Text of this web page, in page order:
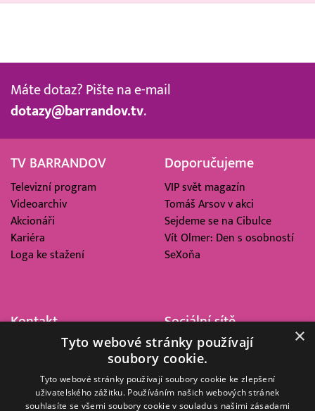
Máte dotaz? Pište na e-mail
dotazy@barrandov.tv.
TV BARRANDOV
Televizní program
Videoarchiv
Akcionáři
Kariéra
Loga ke stažení
Doporučujeme
VIP svět magazín
Tomáš Arsov v akci
Sejdeme se na Cibulce
Vít Olmer: Den s osobností
SeXoňa
Kontakt
Barrandov Televizní Studio,
Kříženeckého nám. 322
152 00 Praha 5
Sociální sítě
×
Tyto webové stránky používají
soubory cookie.
Tyto webové stránky používají soubory cookie ke zlepšení
uživatelského zážitku. Používáním našich webových stránek
souhlasíte se všemi soubory cookie v souladu s našimi zásadami